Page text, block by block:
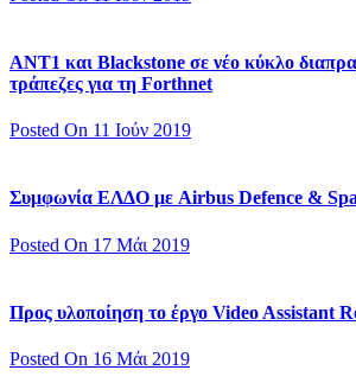
ΑΝΤ1 και Blackstone σε νέο κύκλο
τράπεζες για τη Forthnet
Posted On 11 Ιούν 2019
Συμφωνία ΕΛΔΟ με Airbus Defence &
Posted On 17 Μάι 2019
Προς υλοποίηση το έργο Video Assistant
Posted On 16 Μάι 2019